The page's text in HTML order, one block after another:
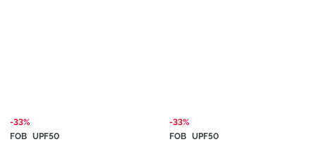
-33%
FOB UPF50
-33%
FOB UPF50